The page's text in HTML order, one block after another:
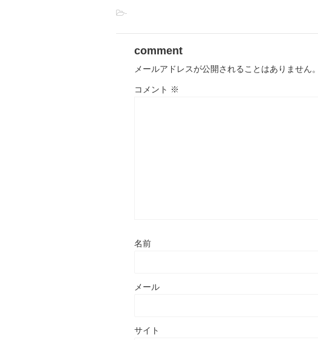
-
comment
メールアドレスが公開されることはありません。
コメント ※
名前
メール
サイト